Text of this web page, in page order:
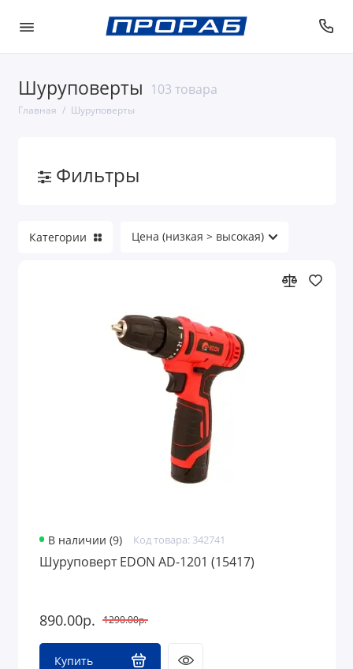
Шуруповерты 103 товара
Главная Шуруповерты
Фильтры
Категории
В наличии (9) Код товара: 342741
Шуруповерт EDON AD-1201 (15417)
890.00р. 1290.00р.
Купить